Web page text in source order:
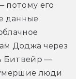
потому его
данные
Доджа через
Битвейр —
люди